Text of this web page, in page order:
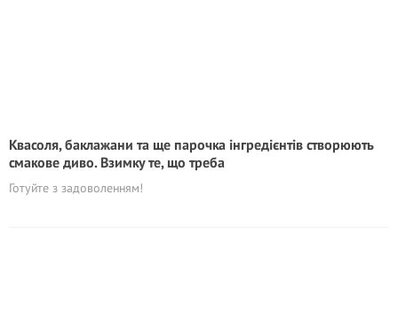
Квасоля, баклажани та ще парочка інгредієнтів створюють
смакове диво. Взимку те, що треба
Готуйте з задоволенням!